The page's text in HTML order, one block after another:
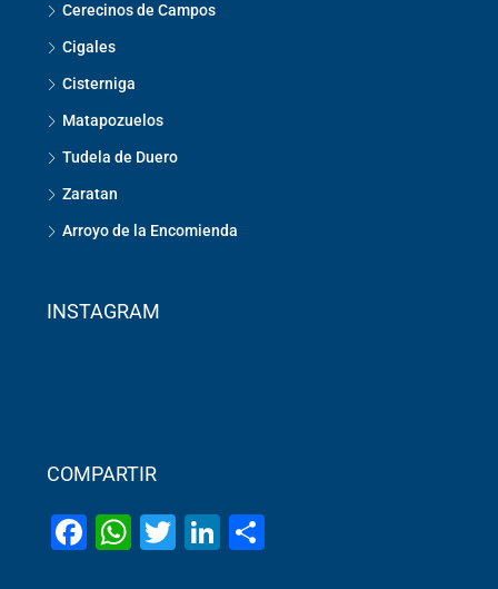
Cerecinos de Campos
Cigales
Cisterniga
Matapozuelos
Tudela de Duero
Zaratan
Arroyo de la Encomienda
INSTAGRAM
COMPARTIR
Facebook
WhatsApp
TwitterLinkedIn